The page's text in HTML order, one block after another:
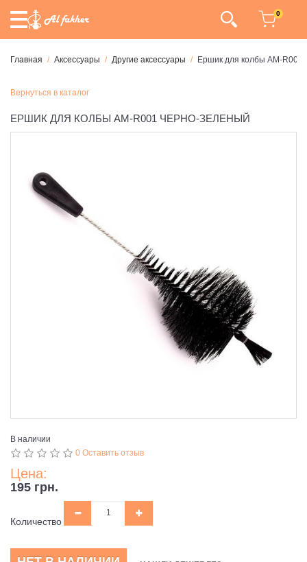
0
Главная Аксессуары Другие аксессуары Ершик для колбы AM-
Вернуться в каталог
ЕРШИК ДЛЯ КОЛБЫ AM-R001 ЧЕРНО-ЗЕЛЕНЫЙ
В наличии
0 Оставить отзыв
Цена:
195 грн.
Количество